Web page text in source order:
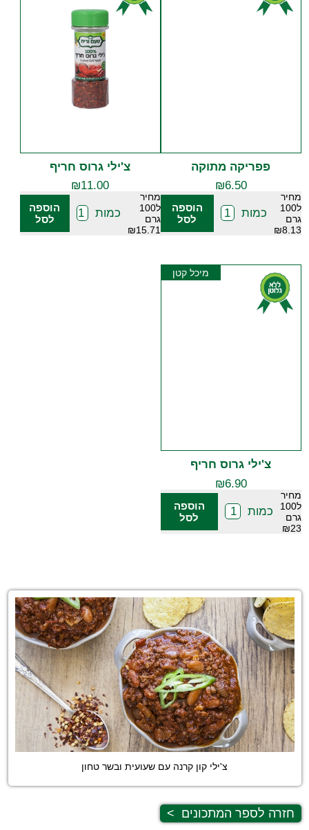
פפריקה מתוקה
₪6.50
מחיר
ל100
גרם
₪8.13
כמות
הוספה
לסל
צ'ילי גרוס חריף
₪11.00
מחיר
ל100
גרם
₪15.71
כמות
הוספה
לסל
מיכל קטן
צ'ילי גרוס חריף
₪6.90
מחיר
ל100
גרם
₪23
כמות
הוספה
לסל
צ'ילי קון קרנה עם שעועית ובשר טחון
חזרה לספר המתכונים >